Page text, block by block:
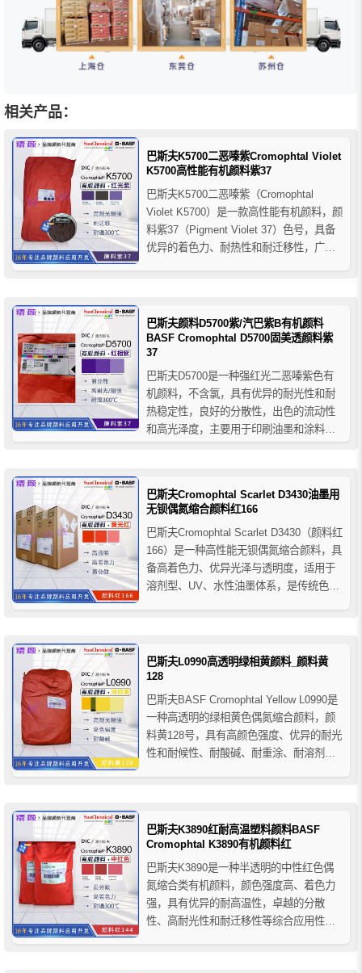
相关产品：
巴斯夫K5700二恶嗪紫Cromophtal Violet
K5700高性能有机颜料紫37
巴斯夫K5700二恶嗪紫（Cromophtal
Violet K5700）是一款高性能有机颜料，颜
料紫37（Pigment Violet 37）色号，具备
优异的着色力、耐热性和耐迁移性，广泛
巴斯夫颜料D5700紫/汽巴紫B有机颜料
BASF Cromophtal D5700固美透颜料紫
37
巴斯夫D5700是一种强红光二恶嗪紫色有
机颜料，不含氯，具有优异的耐光性和耐
热稳定性，良好的分散性，出色的流动性
和高光泽度，主要用于印刷油墨和涂料领
工业涂料等。
巴斯夫Cromophtal Scarlet D3430油墨用
无钡偶氮缩合颜料红166
巴斯夫Cromophtal Scarlet D3430（颜料红
166）是一种高性能无钡偶氮缩合颜料，具
备高着色力、优异光泽与透明度，适用于
溶剂型、UV、水性油墨体系，是传统色淀
巴斯夫L0990高透明绿相黄颜料_颜料黄
128
巴斯夫BASF Cromophtal Yellow L0990是
一种高透明的绿相黄色偶氮缩合颜料，颜
料黄128号，具有高颜色强度、优异的耐光
性和耐候性、耐酸碱、耐重涂、耐溶剂等
性印刷油墨、胶印油墨、UV固...
巴斯夫K3890红耐高温塑料颜料BASF
Cromophtal K3890有机颜料红
巴斯夫K3890是一种半透明的中性红色偶
氮缩合类有机颜料，颜色强度高、着色力
强，具有优异的耐高温性，卓越的分散
性、高耐光性和耐迁移性等综合应用性